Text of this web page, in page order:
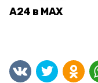
А24 в MAX